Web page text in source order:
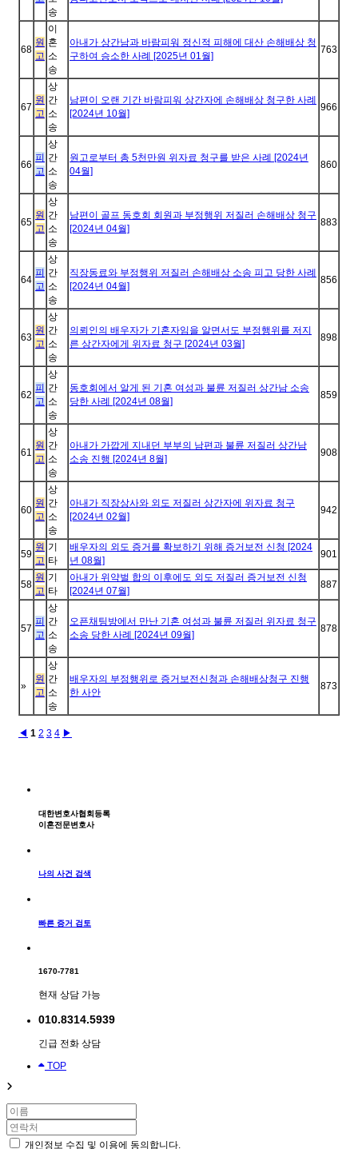
송
68
원
고
이
혼
소
송
아내가 상간남과 바람피워 정신적 피해에 대산 손해배상 청
구하여 승소한 사례 [2025년 01월]
763
67
원
고
상
간
소
송
남편이 오랜 기간 바람피워 상간자에 손해배상 청구한 사례
[2024년 10월]
966
66
피
고
상
간
소
송
원고로부터 총 5천만원 위자료 청구를 받은 사례 [2024년
04월]
860
65
원
고
상
간
소
송
남편이 골프 동호회 회원과 부정행위 저질러 손해배상 청구
[2024년 04월]
883
64
피
고
상
간
소
송
직장동료와 부정행위 저질러 손해배상 소송 피고 당한 사례
[2024년 04월]
856
63
원
고
상
간
소
송
의뢰인의 배우자가 기혼자임을 알면서도 부정행위를 저지
른 상간자에게 위자료 청구 [2024년 03월]
898
62
피
고
상
간
소
송
동호회에서 알게 된 기혼 여성과 불륜 저질러 상간남 소송
당한 사례 [2024년 08월]
859
61
원
고
상
간
소
송
아내가 가깝게 지내던 부부의 남편과 불륜 저질러 상간남
소송 진행 [2024년 8월]
908
60
원
고
상
간
소
송
아내가 직장상사와 외도 저질러 상간자에 위자료 청구
[2024년 02월]
942
59
원
고
기
타
배우자의 외도 증거를 확보하기 위해 증거보전 신청 [2024
년 08월]
901
58
원
고
기
타
아내가 위약벌 합의 이후에도 외도 저질러 증거보전 신청
[2024년 07월]
887
57
피
고
상
간
소
송
오픈채팅방에서 만난 기혼 여성과 불륜 저질러 위자료 청구
소송 당한 사례 [2024년 09월]
878
»
원
고
상
간
소
송
배우자의 부정행위로 증거보전신청과 손해배상청구 진행
한 사안
873
◀ 1 2 3 4 ▶
대한변호사협회등록
이혼전문변호사
나의 사건 검색
빠른 증거 검토
1670-7781
현재 상담 가능
010.8314.5939
긴급 전화 상담
TOP
개인정보 수집 및 이용에 동의합니다.